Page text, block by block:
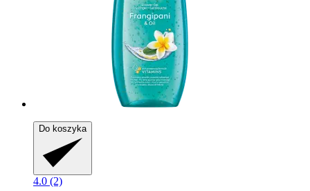
Do koszyka
4.0 (2)